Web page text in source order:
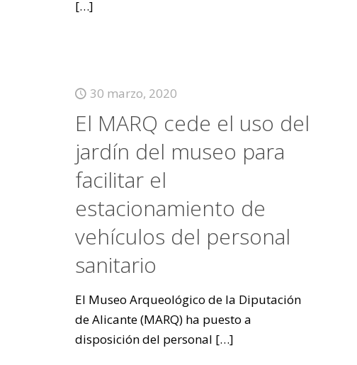
[…]
30 marzo, 2020
El MARQ cede el uso del
jardín del museo para
facilitar el
estacionamiento de
vehículos del personal
sanitario
El Museo Arqueológico de la Diputación
de Alicante (MARQ) ha puesto a
disposición del personal […]